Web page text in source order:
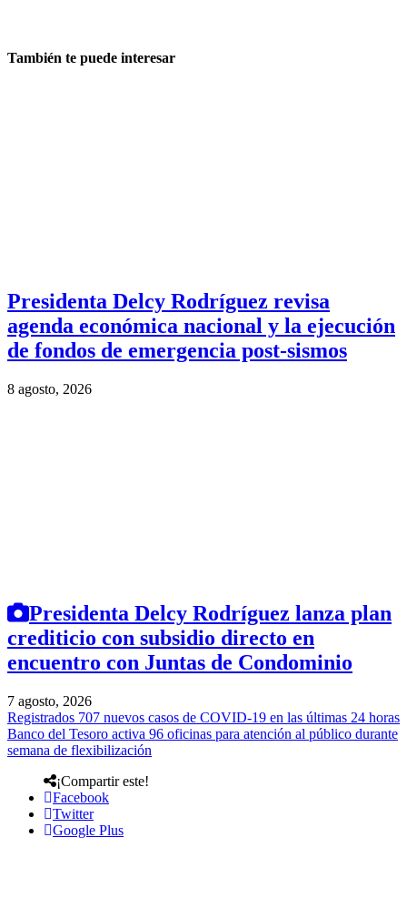
También te puede interesar
Presidenta Delcy Rodríguez revisa
agenda económica nacional y la ejecución
de fondos de emergencia post-sismos
8 agosto, 2026
Presidenta Delcy Rodríguez lanza plan
crediticio con subsidio directo en
encuentro con Juntas de Condominio
7 agosto, 2026
Registrados 707 nuevos casos de COVID-19 en las últimas 24 horas
Banco del Tesoro activa 96 oficinas para atención al público durante
semana de flexibilización
¡Compartir este!
Facebook
Twitter
Google Plus